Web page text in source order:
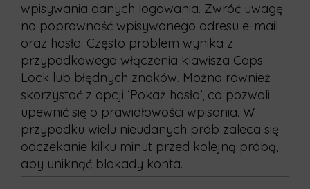
wpisywania danych logowania. Zwróć uwagę
na poprawność wpisywanego adresu e-mail
oraz hasła. Często problem wynika z
przypadkowego włączenia klawisza Caps
Lock lub błędnych znaków. Można również
skorzystać z opcji ‘Pokaż hasło’, co pozwoli
upewnić się o prawidłowości wpisania. W
przypadku wielu nieudanych prób zaleca się
odczekanie kilku minut przed kolejną próbą,
aby uniknąć blokady konta.